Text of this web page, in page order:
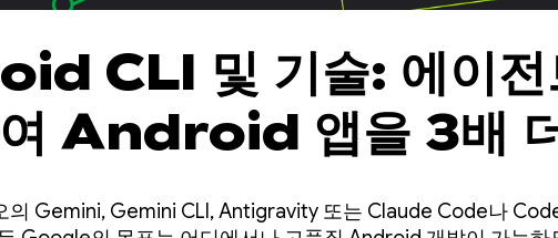
CLI 및 기술: 에이전
Android 앱을 3배
의 Gemini, Gemini CLI, Antigravity 또는 Claude Code나